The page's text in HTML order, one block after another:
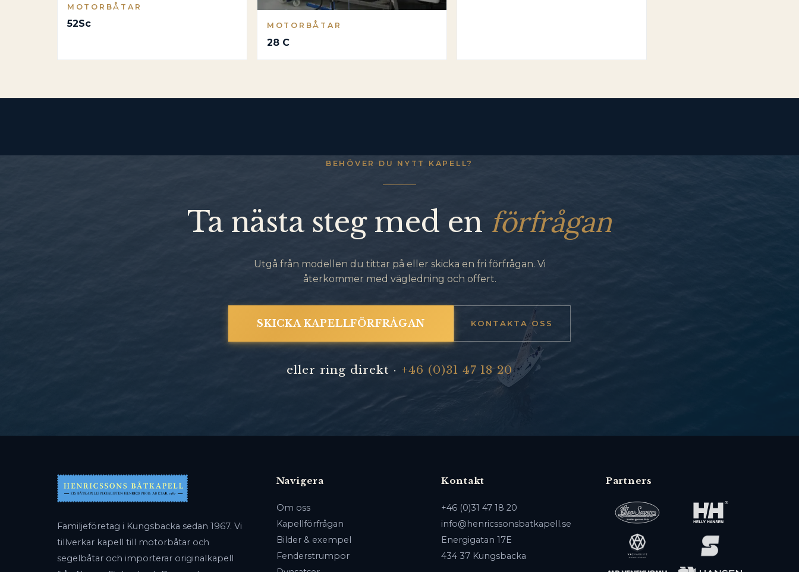
MOTORBÅTAR
52Sc MOTORBÅTAR
28 C
BEHÖVER DU NYTT KAPELL?
Ta nästa steg med en förfrågan
Utgå från modellen du tittar på eller skicka en fri förfrågan. Vi
återkommer med vägledning och offert.
SKICKA KAPELLFÖRFRÅGAN KONTAKTA OSS
eller ring direkt · +46 (0)31 47 18 20
Familjeföretag i Kungsbacka sedan 1967. Vi
tillverkar kapell till motorbåtar och
segelbåtar och importerar originalkapell
Navigera
Om oss
Kapellförfrågan
Bilder & exempel
Fenderstrumpor
Kontakt
+46 (0)31 47 18 20
info@henricssonsbatkapell.se
Energigatan 17E
434 37 Kungsbacka
Partners